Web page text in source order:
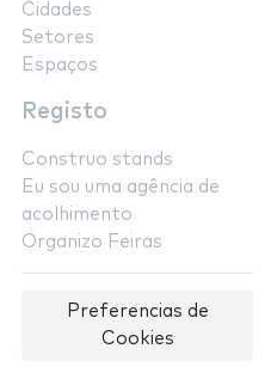
Cidades
Setores
Espaços
Registo
Construo stands
Eu sou uma agência de
acolhimento
Organizo Feiras
Preferencias de
Cookies